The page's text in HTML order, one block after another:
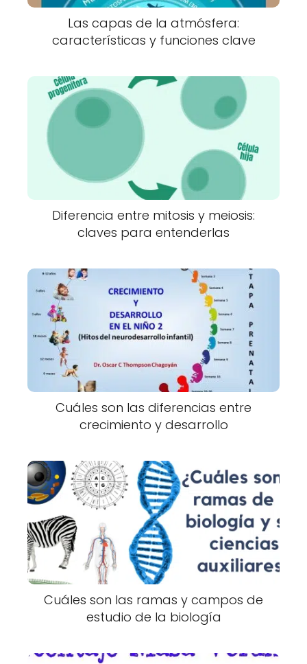
Las capas de la atmósfera:
características y funciones clave
Diferencia entre mitosis y meiosis:
claves para entenderlas
Cuáles son las diferencias entre
crecimiento y desarrollo
Cuáles son las ramas y campos de
estudio de la biología